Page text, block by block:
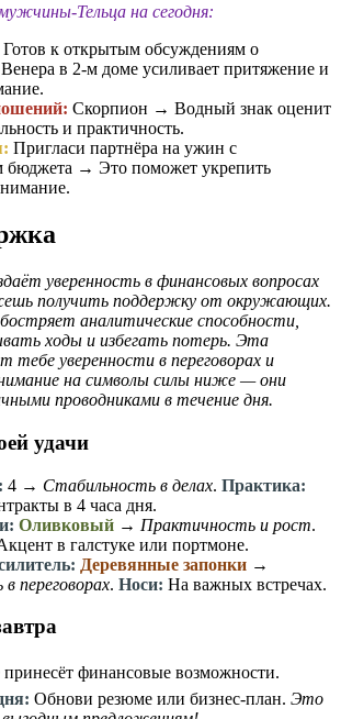
Тельца на сегодня:
Готов к открытым обсуждениям о
в 2-м доме усиливает притяжение и
Скорпион → Водный знак оценит
и практичность.
Пригласи партнёра на ужин с
бюджета → Это поможет укрепить
уверенность в финансовых вопросах
получить поддержку от окружающих.
аналитические способности,
ходы и избегать потерь. Эта
тебе уверенности в переговорах и
на символы силы ниже — они
проводниками в течение дня.
удачи
4 → Стабильность в делах. Практика:
в 4 часа дня.
Оливковый → Практичность и рост.
в галстуке или портмоне.
Деревянные запонки →
переговорах. Носи: На важных встречах.
финансовые возможности.
Обнови резюме или бизнес-план. Это